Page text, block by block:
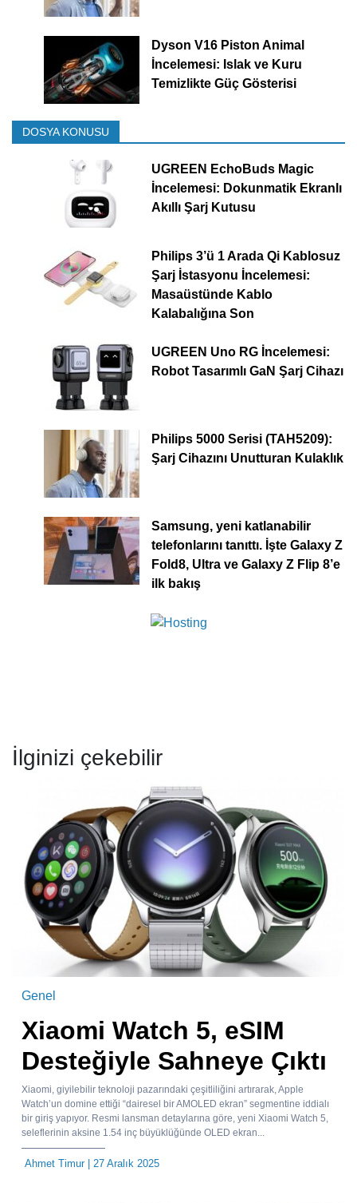
Dyson V16 Piston Animal
İncelemesi: Islak ve Kuru
Temizlikte Güç Gösterisi
DOSYA KONUSU
UGREEN EchoBuds Magic
İncelemesi: Dokunmatik Ekranlı
Akıllı Şarj Kutusu
Philips 3’ü 1 Arada Qi Kablosuz
Şarj İstasyonu İncelemesi:
Masaüstünde Kablo
Kalabalığına Son
UGREEN Uno RG İncelemesi:
Robot Tasarımlı GaN Şarj Cihazı
Philips 5000 Serisi (TAH5209):
Şarj Cihazını Unutturan Kulaklık
Samsung, yeni katlanabilir
telefonlarını tanıttı. İşte Galaxy Z
Fold8, Ultra ve Galaxy Z Flip 8’e
ilk bakış
İlginizi çekebilir
Genel
Xiaomi Watch 5, eSIM
Desteğiyle Sahneye Çıktı
Xiaomi, giyilebilir teknoloji pazarındaki çeşitliliğini artırarak, Apple
Watch’un domine ettiği “dairesel bir AMOLED ekran” segmentine iddialı
bir giriş yapıyor. Resmi lansman detaylarına göre, yeni Xiaomi Watch 5,
seleflerinin aksine 1.54 inç büyüklüğünde OLED ekran...
Ahmet Timur| 27 Aralık 2025